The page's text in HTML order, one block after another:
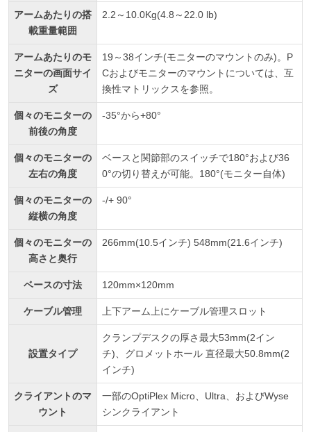
アームあたりの搭
載重量範囲
2.2～10.0Kg(4.8～22.0 lb)
アームあたりのモ
ニターの画面サイ
ズ
19～38インチ(モニターのマウントのみ)。P
Cおよびモニターのマウントについては、互
換性マトリックスを参照。
個々のモニターの
前後の角度
-35°から+80°
個々のモニターの
左右の角度
ベースと関節部のスイッチで180°および36
0°の切り替えが可能。180°(モニター自体)
個々のモニターの
縦横の角度
-/+ 90°
個々のモニターの
高さと奥行
266mm(10.5インチ) 548mm(21.6インチ)
ベースの寸法 120mm×120mm
ケーブル管理 上下アーム上にケーブル管理スロット
設置タイプ
クランプデスクの厚さ最大53mm(2イン
チ)、グロメットホール 直径最大50.8mm(2
インチ)
クライアントのマ
ウント
一部のOptiPlex Micro、Ultra、およびWyse
シンクライアント